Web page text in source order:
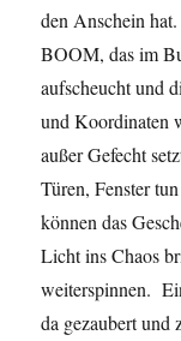
den Anschein
BOOM, das im
aufscheucht und
und Koordinaten
außer Gefecht
Türen, Fenster
können das
Licht ins Chaos
weiterspinnen.
da gezaubert